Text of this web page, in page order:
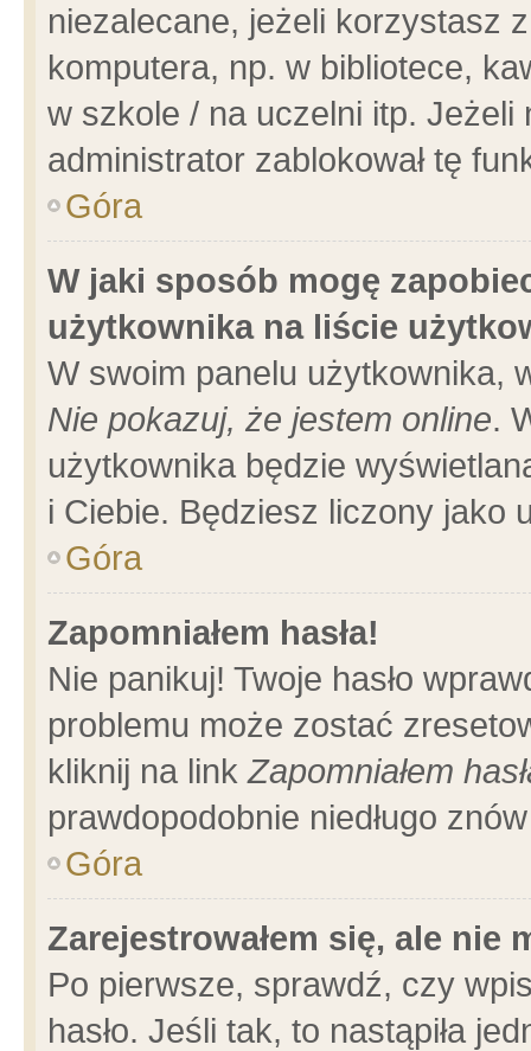
niezalecane, jeżeli korzystasz
komputera, np. w bibliotece,
w szkole / na uczelni itp.
administrator zablokował tę
Góra
W jaki sposób mogę
użytkownika na liście
W swoim panelu użytkownika,
Nie pokazuj, że jestem online.
użytkownika będzie
i Ciebie. Będziesz liczony jako
Góra
Zapomniałem hasła!
Nie panikuj! Twoje hasło
problemu może zostać
kliknij na linkZapomniałem
prawdopodobnie niedługo
Góra
Zarejestrowałem się, ale nie
Po pierwsze, sprawdź, czy
hasło. Jeśli tak, to nastąpiła